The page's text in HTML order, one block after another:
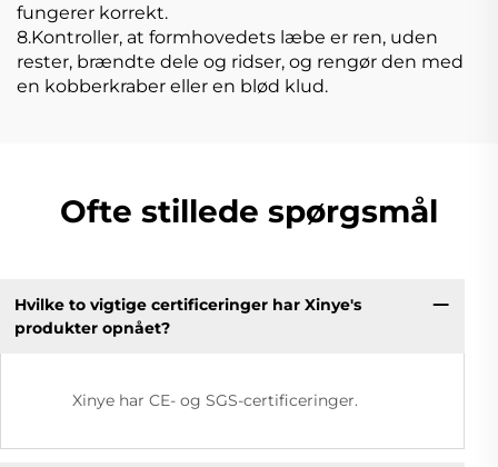
fungerer korrekt.
8.Kontroller, at formhovedets læbe er ren, uden
rester, brændte dele og ridser, og rengør den med
en kobberkraber eller en blød klud.
Ofte stillede spørgsmål
Hvilke to vigtige certificeringer har Xinye's
produkter opnået?
Xinye har CE- og SGS-certificeringer.